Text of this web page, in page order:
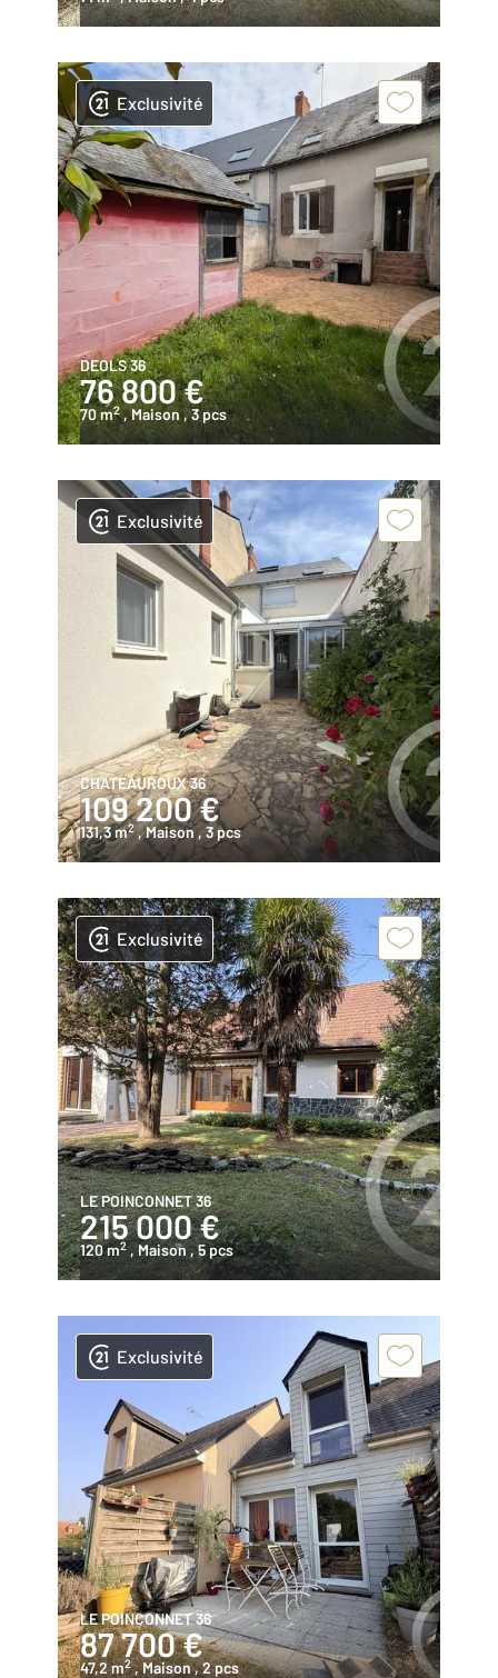
Exclusivité
DEOLS 36
76 800 €
70 m2 , Maison, 3 pcs
Exclusivité
CHATEAUROUX 36
109 200 €
131,3 m2 , Maison , 3 pcs
Exclusivité
LE POINCONNET 36
215 000 €
120 m2 , Maison, 5 pcs
Exclusivité
LE POINCONNET 36
87 700 €
47,2 m2 , Maison, 2 pcs